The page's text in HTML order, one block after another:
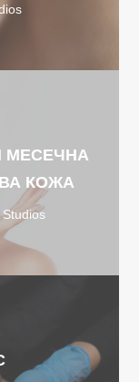
МЕСЕЧНА
КОЖА
Studios